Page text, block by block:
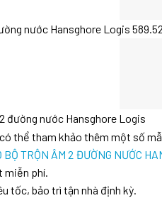
nước Hansghore Logis
đường nước Hansghore Logis
thể tham khảo thêm một số
BỘ TRỘN ÂM 2 ĐƯỜNG NƯỚC
miễn phí.
tốc, bảo trì tận nhà định kỳ.